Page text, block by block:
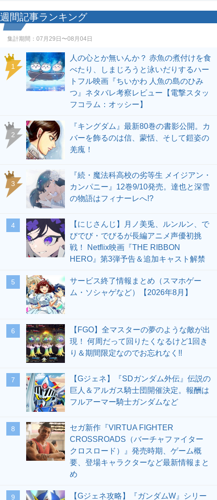
週間記事ランキング
集計期間： 07月29日〜08月04日
1
人の心とか無いんか？ 赤魚の煮付けを食
べたり、しまじろうと泳いだりするハー
トフル映画『ちいかわ 人魚の島のひみ
つ』ネタバレ考察レビュー【電撃スタッ
フコラム：オッシー】
2
『キングダム』最新80巻の書影公開。カ
バーを飾るのは信、蒙恬、そして鎧姿の
羌瘣！
3
『続・魔法科高校の劣等生 メイジアン・
カンパニー』12巻9/10発売。達也と深雪
の物語はフィナーレへ!?
4
【にじさんじ】月ノ美兎、ルンルン、で
びでび・でびるが長編アニメ声優初挑
戦！ Netflix映画『THE RIBBON
HERO』第3弾予告＆追加キャスト解禁
5
サービス終了情報まとめ（スマホゲー
ム・ソシャゲなど）【2026年8月】
6
【FGO】全マスターの夢のような敵が出
現！ 何周だって回りたくなるけど1回き
り＆期間限定なのでお忘れなく!!
7
【Gジェネ】『SDガンダム外伝』伝説の
巨人＆アルガス騎士団開催決定。報酬は
フルアーマー騎士ガンダムなど
8
セガ新作『VIRTUA FIGHTER
CROSSROADS（バーチャファイター
クロスロード）』発売時期、ゲーム概
要、登場キャラクターなど最新情報まと
め
9 【Gジェネ攻略】『ガンダムW』シリー